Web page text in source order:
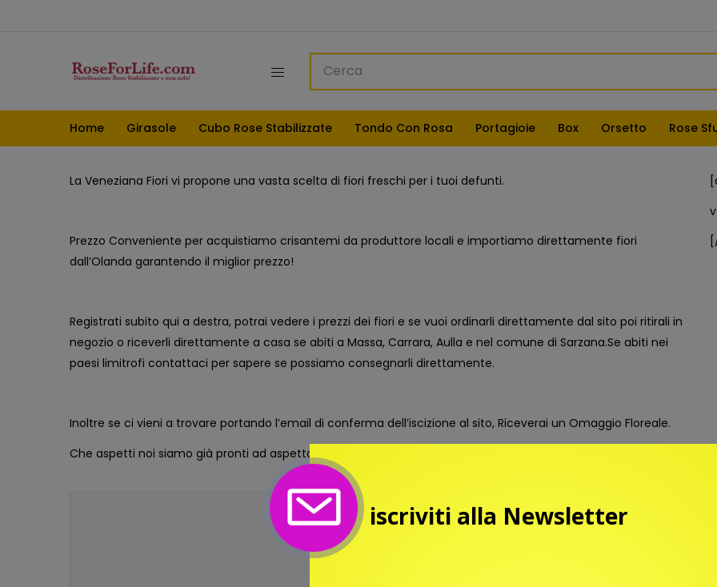
Home Girasole Cubo Rose Stabilizzate Tondo Con Rosa Portagioie Box Orsetto Rose
La Veneziana Fiori vi propone una vasta scelta di fiori freschi per i tuoi defunti.
Prezzo Conveniente per acquistiamo crisantemi da produttore locali e importiamo direttamente fiori
dall’Olanda garantendo il miglior prezzo!
Registrati subito qui a destra, potrai vedere i prezzi dei fiori e se vuoi ordinarli direttamente dal sito poi ritirali in
negozio o riceverli direttamente a casa se abiti a Massa, Carrara, Aulla e nel comune di Sarzana.Se abiti nei
paesi limitrofi contattaci per sapere se possiamo consegnarli direttamente.
Inoltre se ci vieni a trovare portando l’email di conferma dell’iscizione al sito, Riceverai un Omaggio Floreale.
Che aspetti noi siamo già pronti ad aspettarti con Piante e Fiori!
v
iscriviti alla Newsletter